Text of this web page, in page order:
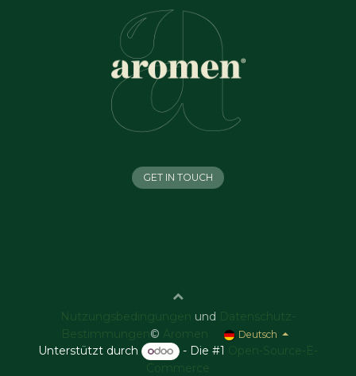
GET IN TOUCH
Nutzungsbedingungen und
Datenschutz-
Bestimmungen © Aromen Deutsch
Unterstützt durch - Die #1 Open-Source-E-
Commerce